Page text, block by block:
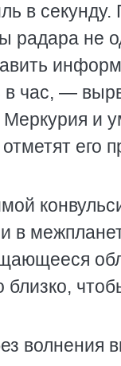
в секунду.
радара не
в час, —
и
его
в
близко,
волнения